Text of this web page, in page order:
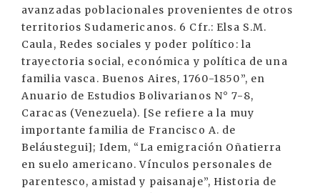
avanzadas poblacionales provenientes de otros
territorios Sudamericanos. 6 Cfr.: Elsa S.M.
Caula, Redes sociales y poder político: la
trayectoria social, económica y política de una
familia vasca. Buenos Aires, 1760-1850”, en
Anuario de Estudios Bolivarianos N° 7-8,
Caracas (Venezuela). [Se refiere a la muy
importante familia de Francisco A. de
Beláustegui]; Idem, “La emigración Oñatierra
en suelo americano. Vínculos personales de
parentesco, amistad y paisanaje”, Historia de